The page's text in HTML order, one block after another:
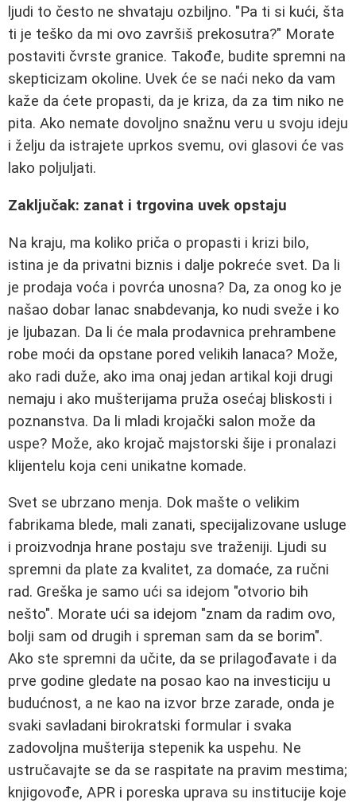
ljudi to često ne shvataju ozbiljno. "Pa ti si kući, šta
ti je teško da mi ovo završiš prekosutra?" Morate
postaviti čvrste granice. Takođe, budite spremni na
skepticizam okoline. Uvek će se naći neko da vam
kaže da ćete propasti, da je kriza, da za tim niko ne
pita. Ako nemate dovoljno snažnu veru u svoju ideju
i želju da istrajete uprkos svemu, ovi glasovi će vas
lako poljuljati.
Zaključak: zanat i trgovina uvek opstaju
Na kraju, ma koliko priča o propasti i krizi bilo,
istina je da privatni biznis i dalje pokreće svet. Da li
je prodaja voća i povrća unosna? Da, za onog ko je
našao dobar lanac snabdevanja, ko nudi sveže i ko
je ljubazan. Da li će mala prodavnica prehrambene
robe moći da opstane pored velikih lanaca? Može,
ako radi duže, ako ima onaj jedan artikal koji drugi
nemaju i ako mušterijama pruža osećaj bliskosti i
poznanstva. Da li mladi krojački salon može da
uspe? Može, ako krojač majstorski šije i pronalazi
klijentelu koja ceni unikatne komade.
Svet se ubrzano menja. Dok mašte o velikim
fabrikama blede, mali zanati, specijalizovane usluge
i proizvodnja hrane postaju sve traženiji. Ljudi su
spremni da plate za kvalitet, za domaće, za ručni
rad. Greška je samo ući sa idejom "otvorio bih
nešto". Morate ući sa idejom "znam da radim ovo,
bolji sam od drugih i spreman sam da se borim".
Ako ste spremni da učite, da se prilagođavate i da
prve godine gledate na posao kao na investiciju u
budućnost, a ne kao na izvor brze zarade, onda je
svaki savladani birokratski formular i svaka
zadovoljna mušterija stepenik ka uspehu. Ne
ustručavajte se da se raspitate na pravim mestima;
knjigovođe, APR i poreska uprava su institucije koje